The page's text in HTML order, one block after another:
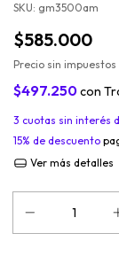
SKU: gm3500am
$585.000
Precio sin impuestos
$497.250con
3 cuotas sin interés
15% de descuento
Ver más detalles